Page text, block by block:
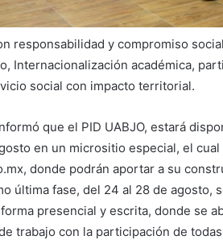
responsabilidad y compromiso
Internacionalización académica,
social con impacto territorial.
que el PID UABJO, estará
en un micrositio especial, el
donde podrán aportar a su
última fase, del 24 al 28 de agosto,
presencial y escrita, donde se
trabajo con la participación de